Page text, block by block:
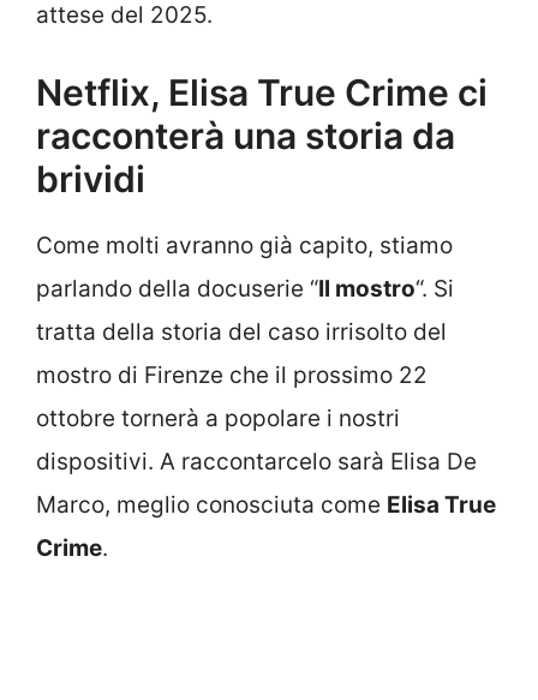
attese del 2025.
Netflix, Elisa True Crime ci
racconterà una storia da
brividi
Come molti avranno già capito, stiamo
parlando della docuserie “Il mostro“. Si
tratta della storia del caso irrisolto del
mostro di Firenze che il prossimo 22
ottobre tornerà a popolare i nostri
dispositivi. A raccontarcelo sarà Elisa De
Marco, meglio conosciuta come Elisa True
Crime.